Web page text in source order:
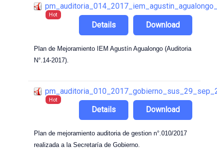
Hot
Download
Details
Plan de Mejoramiento IEM Agustín Agualongo (Auditoria
N°.14-2017).
Hot
Download
Details
Plan de mejoramiento auditoria de gestion n°.010/2017
realizada a la Secretaría de Gobierno.